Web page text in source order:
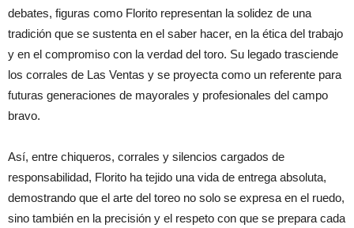
debates, figuras como Florito representan la solidez de una
tradición que se sustenta en el saber hacer, en la ética del trabajo
y en el compromiso con la verdad del toro. Su legado trasciende
los corrales de Las Ventas y se proyecta como un referente para
futuras generaciones de mayorales y profesionales del campo
bravo.
Así, entre chiqueros, corrales y silencios cargados de
responsabilidad, Florito ha tejido una vida de entrega absoluta,
demostrando que el arte del toreo no solo se expresa en el ruedo,
sino también en la precisión y el respeto con que se prepara cada